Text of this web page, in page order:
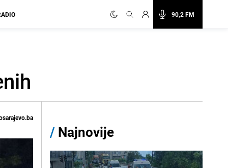
90,2 FM
/ Najnovije